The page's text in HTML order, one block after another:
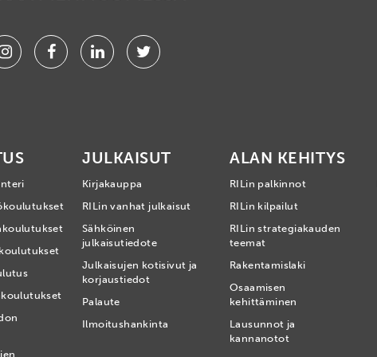
FacebookLinkedinTwitter
JULKAISUT
Kirjakauppa
RILin vanhat julkaisut
Sähköinen
julkaisutiedote
Julkaisujen kotisivut ja
korjaustiedot
Palaute
Ilmoitushankinta
ALAN KEHITYS
RILin palkinnot
RILin kilpailut
RILin strategiakauden
teemat
Rakentamislaki
Osaamisen
kehittäminen
Lausunnot ja
kannanotot